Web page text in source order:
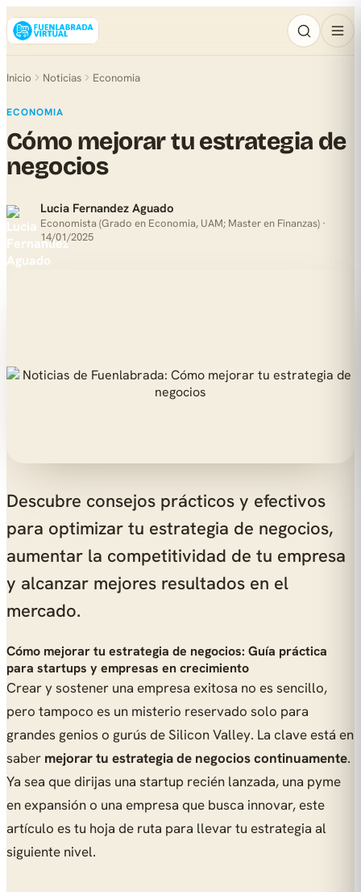
Inicio Noticias Economia
ECONOMIA
Cómo mejorar tu estrategia de
negocios
Lucia Fernandez Aguado
Economista (Grado en Economia, UAM; Master en Finanzas) ·
14/01/2025
Descubre consejos prácticos y efectivos
para optimizar tu estrategia de negocios,
aumentar la competitividad de tu empresa
y alcanzar mejores resultados en el
mercado.
Cómo mejorar tu estrategia de negocios: Guía práctica
para startups y empresas en crecimiento
Crear y sostener una empresa exitosa no es sencillo,
pero tampoco es un misterio reservado solo para
grandes genios o gurús de Silicon Valley. La clave está en
saber mejorar tu estrategia de negocios continuamente.
Ya sea que dirijas una startup recién lanzada, una pyme
en expansión o una empresa que busca innovar, este
artículo es tu hoja de ruta para llevar tu estrategia al
siguiente nivel.